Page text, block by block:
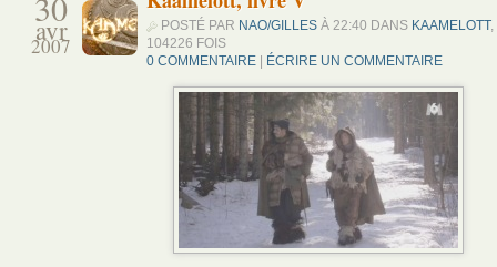
avr
2007
POSTÉ PAR NAO/GILLES À 22:40 DANS KAAMELOTT,
104226 FOIS
0 COMMENTAIRE | ÉCRIRE UN COMMENTAIRE